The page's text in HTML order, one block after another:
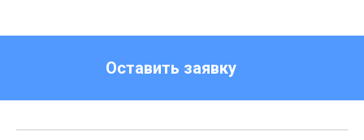
Оставить заявку